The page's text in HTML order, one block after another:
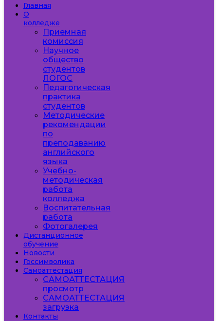
Главная
О
колледже
Приемная
комиссия
Научное
общество
студентов
ЛОГОС
Педагогическая
практика
студентов
Методические
рекомендации
по
преподаванию
английского
языка
Учебно-
методическая
работа
колледжа
Воспитательная
работа
Фотогалерея
Дистанционное
обучение
Новости
Госсимволика
Самоаттестация
САМОАТТЕСТАЦИЯ
просмотр
САМОАТТЕСТАЦИЯ
загрузка
Контакты